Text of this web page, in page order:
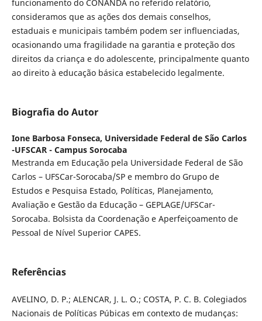
funcionamento do CONANDA no referido relatório,
consideramos que as ações dos demais conselhos,
estaduais e municipais também podem ser influenciadas,
ocasionando uma fragilidade na garantia e proteção dos
direitos da criança e do adolescente, principalmente quanto
ao direito à educação básica estabelecido legalmente.
Biografia do Autor
Ione Barbosa Fonseca, Universidade Federal de São Carlos
-UFSCAR - Campus Sorocaba
Mestranda em Educação pela Universidade Federal de São
Carlos – UFSCar-Sorocaba/SP e membro do Grupo de
Estudos e Pesquisa Estado, Políticas, Planejamento,
Avaliação e Gestão da Educação – GEPLAGE/UFSCar-
Sorocaba. Bolsista da Coordenação e Aperfeiçoamento de
Pessoal de Nível Superior CAPES.
Referências
AVELINO, D. P.; ALENCAR, J. L. O.; COSTA, P. C. B. Colegiados
Nacionais de Políticas Púbicas em contexto de mudanças: